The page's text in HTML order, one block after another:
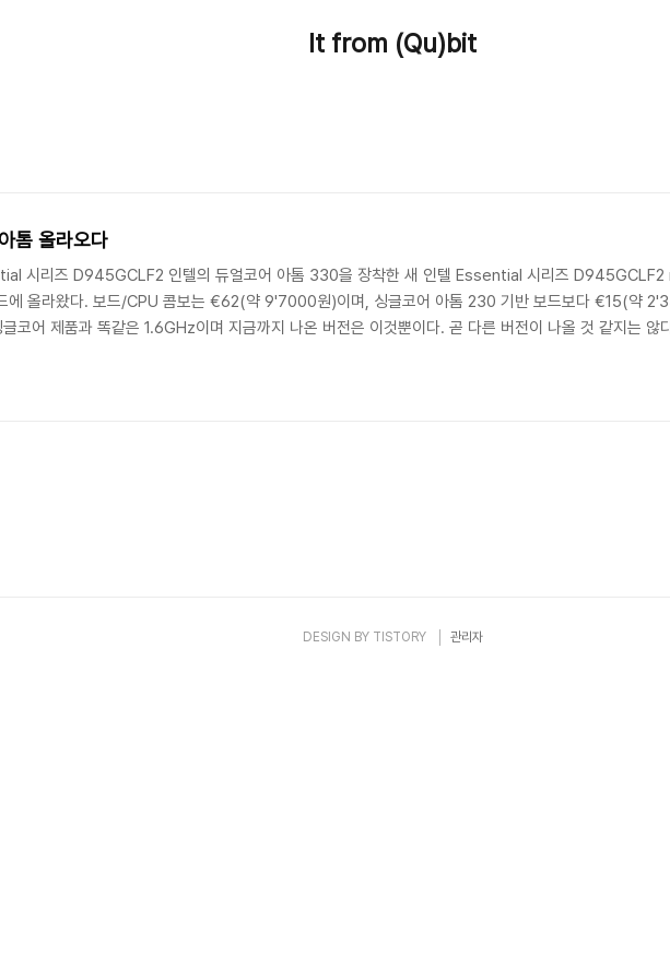
It from (Qu)bit
톰 올라오다
시리즈 D945GCLF2 인텔의 듀얼코어 아톰 330을 장착한 새 인텔 Essential 시리즈 D945GCLF2
에 올라왔다. 보드/CPU 콤보는 €62(약 9'7000원)이며, 싱글코어 아톰 230 기반 보드보다 €15(약
코어 제품과 똑같은 1.6GHz이며 지금까지 나온 버전은 이것뿐이다. 곧 다른 버전이 나올 것 같지는
DESIGN BY TISTORY 관리자